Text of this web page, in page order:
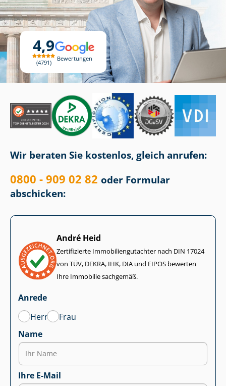
4,9
4791
Bewertungen
Wir beraten Sie kostenlos, gleich anrufen:
0800 - 909 02 82 oder Formular
abschicken:
André Heid
Zertifizierte Im­mo­bi­li­en­gut­ach­ter nach DIN 17024
von TÜV, DEKRA, IHK, DIA und EIPOS bewerten
Ihre Immobilie sachgemäß.
Anrede
Herr
Frau
Name
Ihre E-Mail